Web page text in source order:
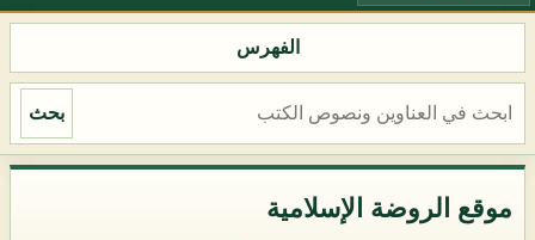
الفهرس
بحث
موقع الروضة الإسلامية